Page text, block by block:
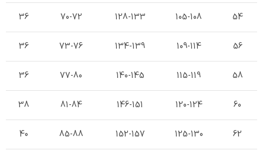
54
105-108
128-133
70-72
36
56
109-114
134-139
73-76
36
58
115-119
140-145
77-80
36
60
120-124
146-151
81-84
38
62
125-130
152-157
85-88
40